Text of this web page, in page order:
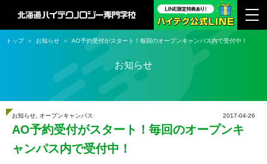
お知らせ
トップ お知らせ AO予約受付がスタート！毎回のオープンキャンパス内で受付中！
2017-04-26
お知らせ オープンキャンパス
AO予約受付がスタート！毎回のオープンキ
ャンパス内で受付中！